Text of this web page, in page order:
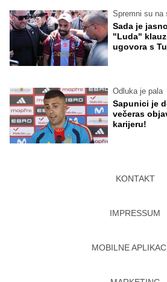
Spremni su na
Sada je
"Luda"
ugovora s
Odluka je pala
Sapunici je
večeras
karijeru!
KONTAKT
IMPRESSUM
MOBILNE